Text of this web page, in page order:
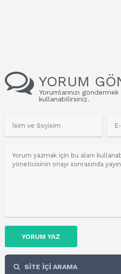
YORUM
Yorumlarınızı
kullanabilirsiniz.
YORUM YAZ
SİTE İÇİ ARAMA